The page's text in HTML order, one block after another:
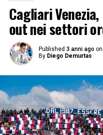
Cagliari
out nei settori
Published 3 anni ago on
By Diego Demurtas